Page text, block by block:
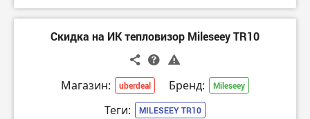
Скидка на ИК тепловизор Mileseey TR10
Магазин: uberdeal Бренд: Mileseey
Теги: MILESEEY TR10